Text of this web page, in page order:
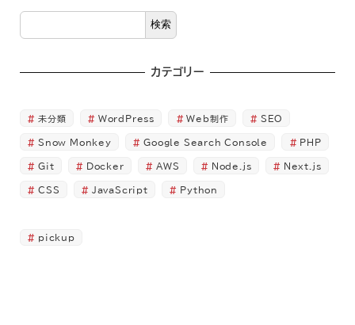
検索
カテゴリー
未分類 WordPress Web制作 SEO
Snow Monkey Google Search Console PHP
Git Docker AWS Node.js Next.js
CSS JavaScript Python
pickup